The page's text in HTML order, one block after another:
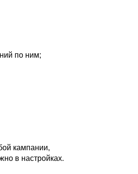
по ним;
кампании,
в настройках.